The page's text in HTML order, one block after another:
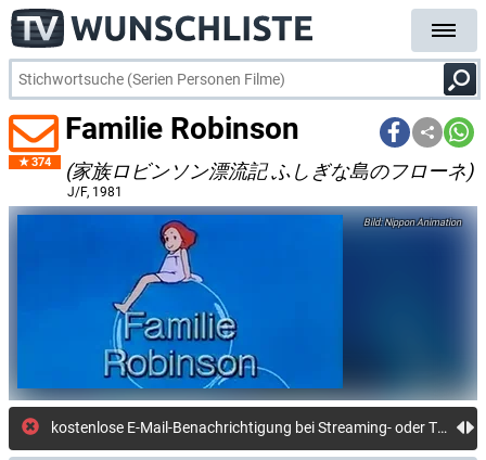
374
Familie Robinson
(家族ロビンソン漂流記 ふしぎな島のフローネ)
J/F, 1981
Nippon Animation
kostenlose E-Mail-Benachrichtigung bei Streaming- oder TV-Start